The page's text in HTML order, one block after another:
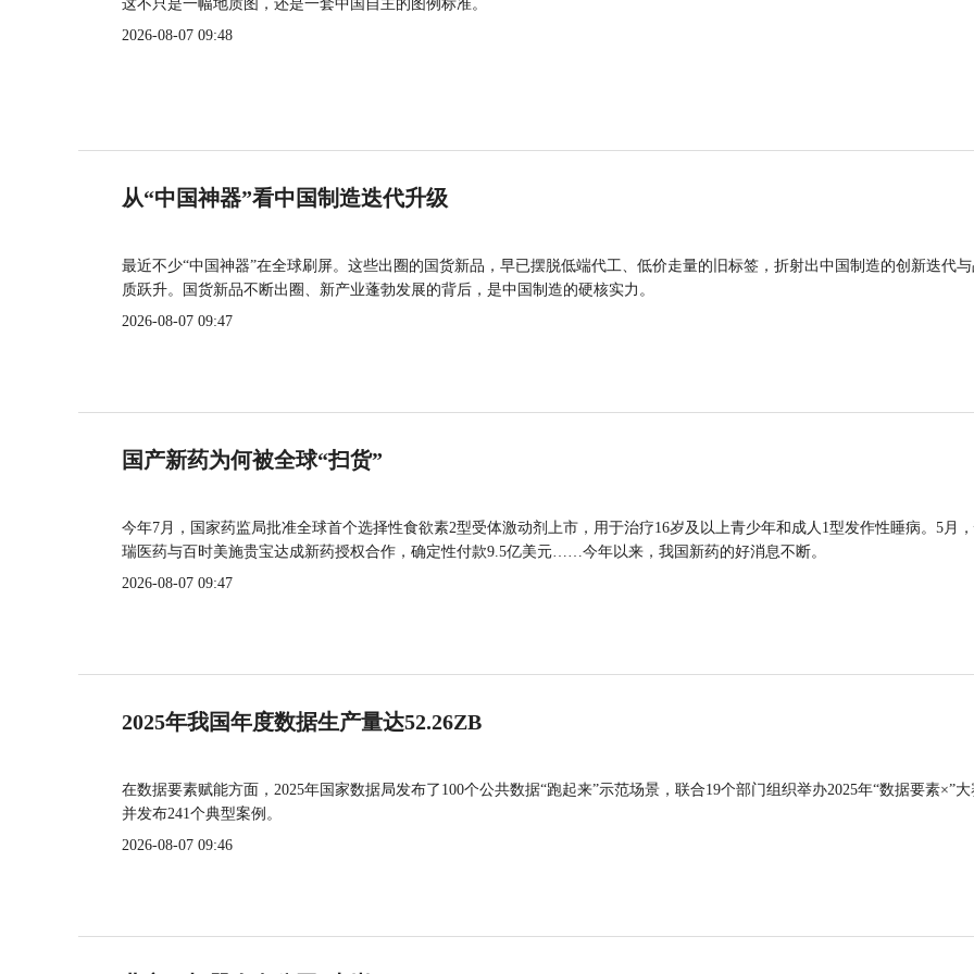
这不只是一幅地质图，还是一套中国自主的图例标准。
2026-08-07 09:48
从“中国神器”看中国制造迭代升级
最近不少“中国神器”在全球刷屏。这些出圈的国货新品，早已摆脱低端代工、低价走量的旧标签，折射出中国制造的创新迭代
质跃升。国货新品不断出圈、新产业蓬勃发展的背后，是中国制造的硬核实力。
2026-08-07 09:47
国产新药为何被全球“扫货”
今年7月，国家药监局批准全球首个选择性食欲素2型受体激动剂上市，用于治疗16岁及以上青少年和成人1型发作性睡病。5月
瑞医药与百时美施贵宝达成新药授权合作，确定性付款9.5亿美元……今年以来，我国新药的好消息不断。
2026-08-07 09:47
2025年我国年度数据生产量达52.26ZB
在数据要素赋能方面，2025年国家数据局发布了100个公共数据“跑起来”示范场景，联合19个部门组织举办2025年“数据要素×”大
并发布241个典型案例。
2026-08-07 09:46